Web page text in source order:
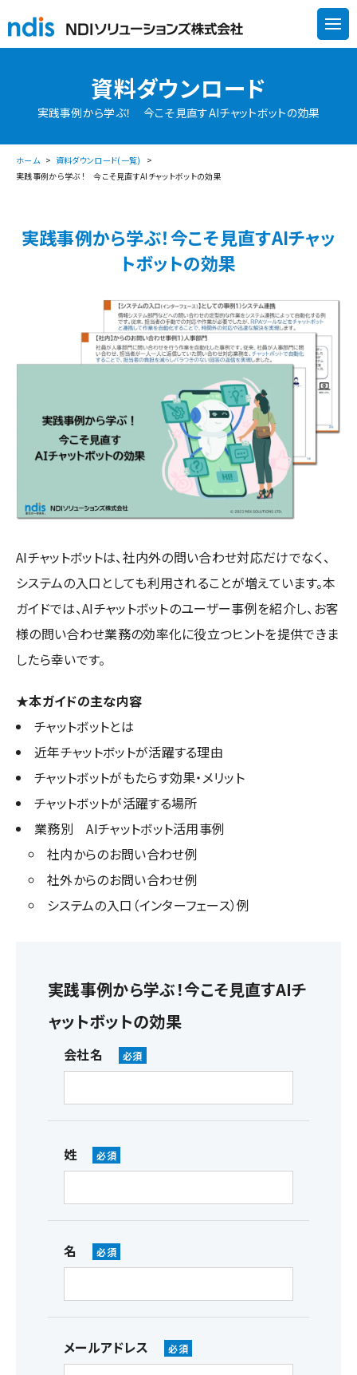
資料ダウンロード
実践事例から学ぶ！ 今こそ見直すAIチャットボットの効果
ホーム
資料ダウンロード(一覧)
実践事例から学ぶ！ 今こそ見直すAIチャットボットの効果
実践事例から学ぶ！今こそ見直すAIチャッ
トボットの効果
AIチャットボットは、社内外の問い合わせ対応だけでなく、
システムの入口としても利用されることが増えています。本
ガイドでは、AIチャットボットのユーザー事例を紹介し、お客
様の問い合わせ業務の効率化に役立つヒントを提供できま
したら幸いです。
★本ガイドの主な内容
チャットボットとは
近年チャットボットが活躍する理由
チャットボットがもたらす効果・メリット
チャットボットが活躍する場所
業務別 AIチャットボット活用事例
社内からのお問い合わせ例
社外からのお問い合わせ例
システムの入口（インターフェース）例
実践事例から学ぶ！今こそ見直すAIチ
ャットボットの効果
会社名
姓
名
メールアドレス